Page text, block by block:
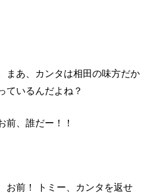
まあ、カンタは相田の味方だか
ているんだよね？
、誰だー！！
お前！ トミー、カンタを返せ